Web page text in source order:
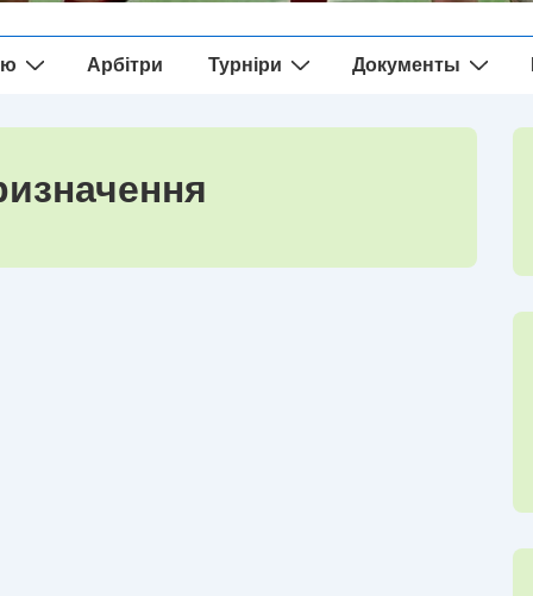
Арбітри Турніри Документы